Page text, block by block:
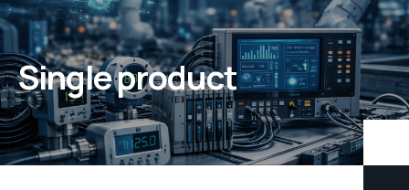
Single product